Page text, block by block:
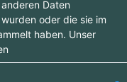
Daten
oder die sie im
haben. Unser